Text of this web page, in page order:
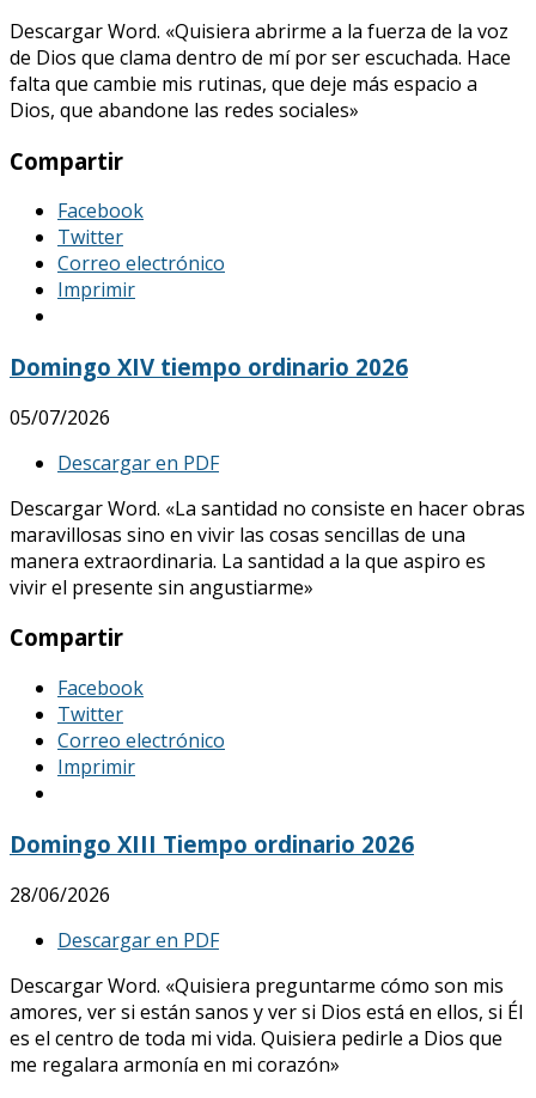
Descargar Word. «Quisiera abrirme a la fuerza de la voz
de Dios que clama dentro de mí por ser escuchada. Hace
falta que cambie mis rutinas, que deje más espacio a
Dios, que abandone las redes sociales»
Compartir
Facebook
Twitter
Correo electrónico
Imprimir
Domingo XIV tiempo ordinario 2026
05/07/2026
Descargar en PDF
Descargar Word. «La santidad no consiste en hacer obras
maravillosas sino en vivir las cosas sencillas de una
manera extraordinaria. La santidad a la que aspiro es
vivir el presente sin angustiarme»
Compartir
Facebook
Twitter
Correo electrónico
Imprimir
Domingo XIII Tiempo ordinario 2026
28/06/2026
Descargar en PDF
Descargar Word. «Quisiera preguntarme cómo son mis
amores, ver si están sanos y ver si Dios está en ellos, si Él
es el centro de toda mi vida. Quisiera pedirle a Dios que
me regalara armonía en mi corazón»